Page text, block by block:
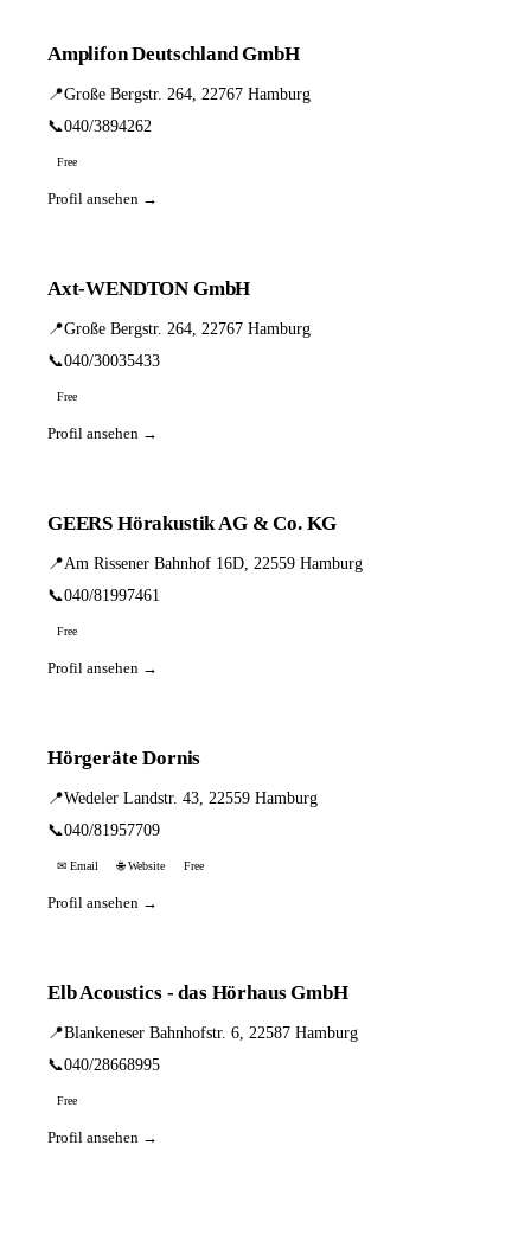
Amplifon Deutschland GmbH
📍Große Bergstr. 264, 22767 Hamburg
📞040/3894262
Free
Profil ansehen →
Axt-WENDTON GmbH
📍Große Bergstr. 264, 22767 Hamburg
📞040/30035433
Free
Profil ansehen →
GEERS Hörakustik AG & Co. KG
📍Am Rissener Bahnhof 16D, 22559 Hamburg
📞040/81997461
Free
Profil ansehen →
Hörgeräte Dornis
📍Wedeler Landstr. 43, 22559 Hamburg
📞040/81957709
✉ Email 🌐 Website Free
Profil ansehen →
Elb Acoustics - das Hörhaus GmbH
📍Blankeneser Bahnhofstr. 6, 22587 Hamburg
📞040/28668995
Free
Profil ansehen →